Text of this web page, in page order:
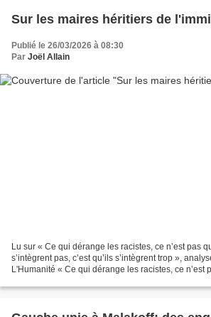
Sur les maires héritiers de
Publié le 26/03/2026 à 08:30
Par Joël Allain
Lu sur « Ce qui dérange les racistes, ce n’est pas
s’intègrent pas, c’est qu’ils s’intègrent trop »,
L'Humanité « Ce qui dérange les racistes, ce n’est